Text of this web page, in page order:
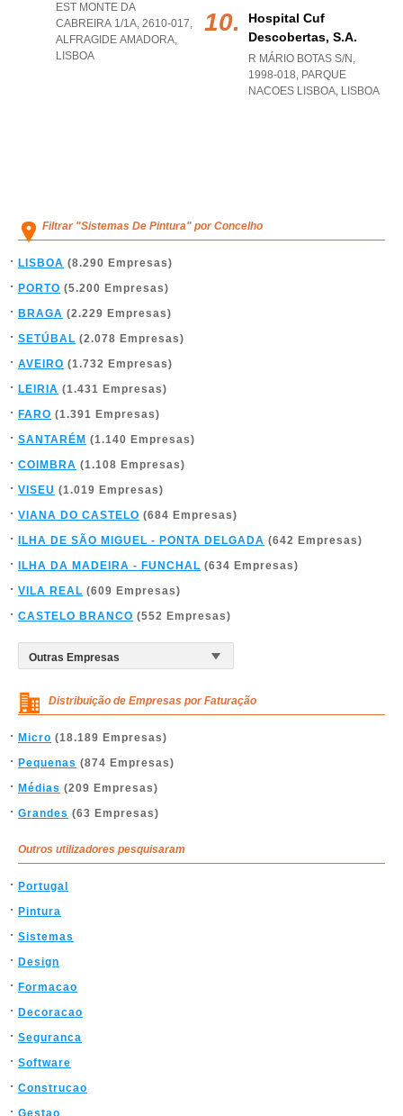
EST MONTE DA
CABREIRA 1/1A, 2610-017,
ALFRAGIDE AMADORA,
LISBOA
Hospital Cuf
Descobertas, S.a.
R MÁRIO BOTAS S/N,
1998-018, PARQUE
NACOES LISBOA, LISBOA
Filtrar "Sistemas De Pintura" por Concelho
LISBOA (8.290 Empresas)
PORTO (5.200 Empresas)
BRAGA (2.229 Empresas)
SETÚBAL (2.078 Empresas)
AVEIRO (1.732 Empresas)
LEIRIA (1.431 Empresas)
FARO (1.391 Empresas)
SANTARÉM (1.140 Empresas)
COIMBRA (1.108 Empresas)
VISEU (1.019 Empresas)
VIANA DO CASTELO (684 Empresas)
ILHA DE SÃO MIGUEL - PONTA DELGADA (642 Empresas)
ILHA DA MADEIRA - FUNCHAL (634 Empresas)
VILA REAL (609 Empresas)
CASTELO BRANCO (552 Empresas)
Distribuição de Empresas por Faturação
Micro (18.189 Empresas)
Pequenas (874 Empresas)
Médias (209 Empresas)
Grandes (63 Empresas)
Outros utilizadores pesquisaram
Portugal
Pintura
Sistemas
Design
Formacao
Decoracao
Seguranca
Software
Construcao
Gestao